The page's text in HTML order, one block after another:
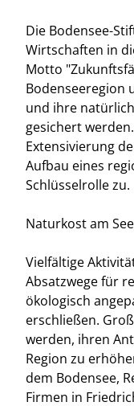
Die Bodensee-
Wirtschaften in
Motto
Bodenseeregion
und ihre
gesichert
Extensivierung
Aufbau eines
Schlüsselrolle zu.
Naturkost am See
Vielfältige
Absatzwege für
ökologisch
erschließen.
werden, ihren
Region zu
dem Bodensee,
Firmen in